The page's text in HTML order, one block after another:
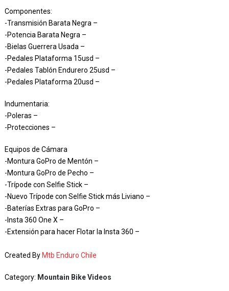
Componentes:
-Transmisión Barata Negra –
-Potencia Barata Negra –
-Bielas Guerrera Usada –
-Pedales Plataforma 15usd –
-Pedales Tablón Endurero 25usd –
-Pedales Plataforma 20usd –
Indumentaria:
-Poleras –
-Protecciones –
Equipos de Cámara
-Montura GoPro de Mentón –
-Montura GoPro de Pecho –
-Trípode con Selfie Stick –
-Nuevo Trípode con Selfie Stick más Liviano –
-Baterías Extras para GoPro –
-Insta 360 One X –
-Extensión para hacer Flotar la Insta 360 –
Created By Mtb Enduro Chile
Category: Mountain Bike Videos